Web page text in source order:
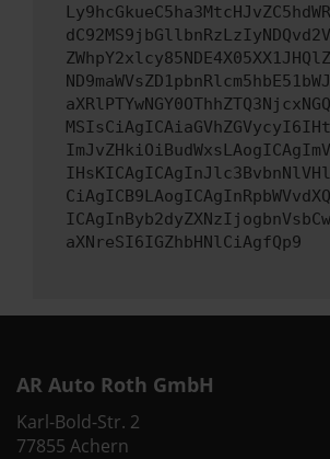
aXNreSI6IGZhbHNlCiAgfQp9
AR Auto Roth GmbH
Karl-Bold-Str. 2
77855 Achern